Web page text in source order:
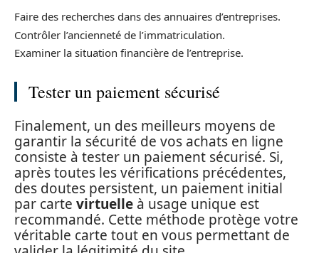
Faire des recherches dans des annuaires d’entreprises.
Contrôler l’ancienneté de l’immatriculation.
Examiner la situation financière de l’entreprise.
Tester un paiement sécurisé
Finalement, un des meilleurs moyens de
garantir la sécurité de vos achats en ligne
consiste à tester un paiement sécurisé. Si,
après toutes les vérifications précédentes,
des doutes persistent, un paiement initial
par carte virtuelle à usage unique est
recommandé. Cette méthode protège votre
véritable carte tout en vous permettant de